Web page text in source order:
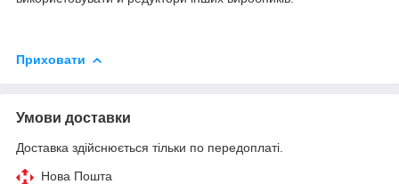
Приховати
Умови доставки
Доставка здійснюється тільки по передоплаті.
Нова Пошта